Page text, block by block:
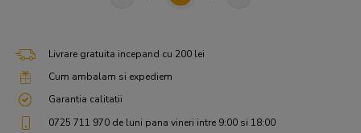
Livrare gratuita incepand cu 200 lei
Cum ambalam si expediem
Garantia calitatii
0725 711 970 de luni pana vineri intre 9:00 si 18:00